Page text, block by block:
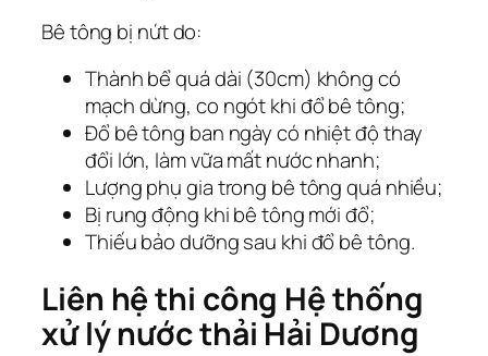
Bê tông bị nứt do:
Thành bể quá dài (30cm) không có
mạch dừng, co ngót khi đổ bê tông;
Đổ bê tông ban ngày có nhiệt độ thay
đổi lớn, làm vữa mất nước nhanh;
Lượng phụ gia trong bê tông quá nhiều;
Bị rung động khi bê tông mới đổ;
Thiếu bảo dưỡng sau khi đổ bê tông.
Liên hệ thi công Hệ thống
xử lý nước thải Hải Dương